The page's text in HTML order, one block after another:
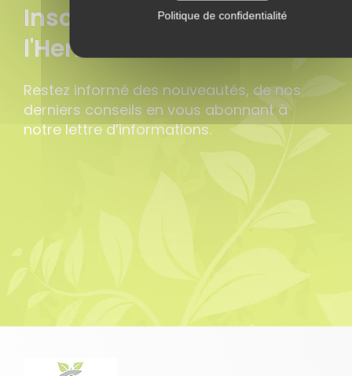
Inscrivez-vous à
l'Herbonews !
Restez informé des nouveautés, de nos
derniers conseils en vous abonnant à
notre lettre d’informations.
Politique de confidentialité